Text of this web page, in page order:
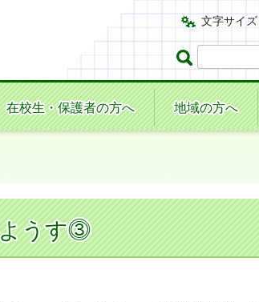
文字サイ
在校生・保護者の方へ 地域の方へ
うす⓷